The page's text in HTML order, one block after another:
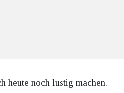
heute noch lustig machen.